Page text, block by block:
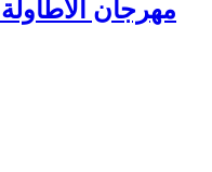
مهرجان